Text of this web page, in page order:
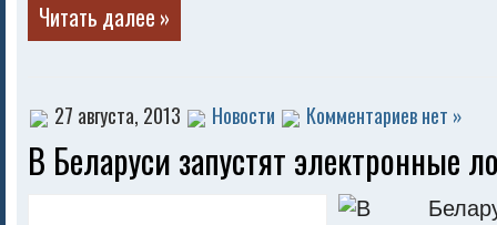
Читать далее »
27 августа, 2013 Новости Комментариев нет »
В Беларуси запустят электронные